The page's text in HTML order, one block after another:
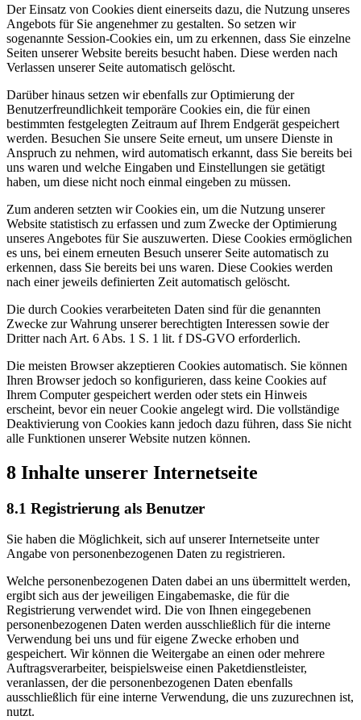
Der Einsatz von Cookies dient einerseits dazu, die Nutzung unseres
Angebots für Sie angenehmer zu gestalten. So setzen wir
sogenannte Session-Cookies ein, um zu erkennen, dass Sie einzelne
Seiten unserer Website bereits besucht haben. Diese werden nach
Verlassen unserer Seite automatisch gelöscht.
Darüber hinaus setzen wir ebenfalls zur Optimierung der
Benutzerfreundlichkeit temporäre Cookies ein, die für einen
bestimmten festgelegten Zeitraum auf Ihrem Endgerät gespeichert
werden. Besuchen Sie unsere Seite erneut, um unsere Dienste in
Anspruch zu nehmen, wird automatisch erkannt, dass Sie bereits bei
uns waren und welche Eingaben und Einstellungen sie getätigt
haben, um diese nicht noch einmal eingeben zu müssen.
Zum anderen setzten wir Cookies ein, um die Nutzung unserer
Website statistisch zu erfassen und zum Zwecke der Optimierung
unseres Angebotes für Sie auszuwerten. Diese Cookies ermöglichen
es uns, bei einem erneuten Besuch unserer Seite automatisch zu
erkennen, dass Sie bereits bei uns waren. Diese Cookies werden
nach einer jeweils definierten Zeit automatisch gelöscht.
Die durch Cookies verarbeiteten Daten sind für die genannten
Zwecke zur Wahrung unserer berechtigten Interessen sowie der
Dritter nach Art. 6 Abs. 1 S. 1 lit. f DS-GVO erforderlich.
Die meisten Browser akzeptieren Cookies automatisch. Sie können
Ihren Browser jedoch so konfigurieren, dass keine Cookies auf
Ihrem Computer gespeichert werden oder stets ein Hinweis
erscheint, bevor ein neuer Cookie angelegt wird. Die vollständige
Deaktivierung von Cookies kann jedoch dazu führen, dass Sie nicht
alle Funktionen unserer Website nutzen können.
8 Inhalte unserer Internetseite
8.1 Registrierung als Benutzer
Sie haben die Möglichkeit, sich auf unserer Internetseite unter
Angabe von personenbezogenen Daten zu registrieren.
Welche personenbezogenen Daten dabei an uns übermittelt werden,
ergibt sich aus der jeweiligen Eingabemaske, die für die
Registrierung verwendet wird. Die von Ihnen eingegebenen
personenbezogenen Daten werden ausschließlich für die interne
Verwendung bei uns und für eigene Zwecke erhoben und
gespeichert. Wir können die Weitergabe an einen oder mehrere
Auftragsverarbeiter, beispielsweise einen Paketdienstleister,
veranlassen, der die personenbezogenen Daten ebenfalls
ausschließlich für eine interne Verwendung, die uns zuzurechnen ist,
nutzt.